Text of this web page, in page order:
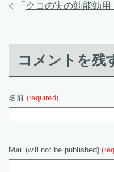
「 クコの実の効能効
コメントを残
名前 (required)
Mail (will not be published)